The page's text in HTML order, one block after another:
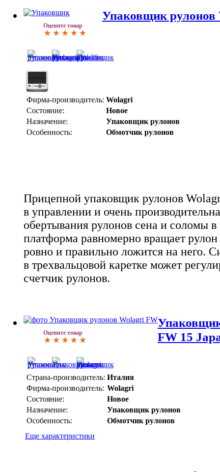
Оцените товар
Упаковщик рулонов
Фирма-производитель: Wolagri
Состояние:
Новое
Назначение:
Упаковщик рулонов
Особенность:
Обмотчик рулонов
Прицепной упаковщик рулонов
в управлении и очень
обертывания рулонов сена и соломы
платформа равномерно вращает рулон
ровно и правильно ложится на него.
в трехвальцовой каретке может
счетчик рулонов.
Оцените товар
FW 15
Страна-производитель: Италия
Фирма-производитель: Wolagri
Состояние:
Новое
Назначение:
Упаковщик рулонов
Особенность:
Обмотчик рулонов
Еще характеристики